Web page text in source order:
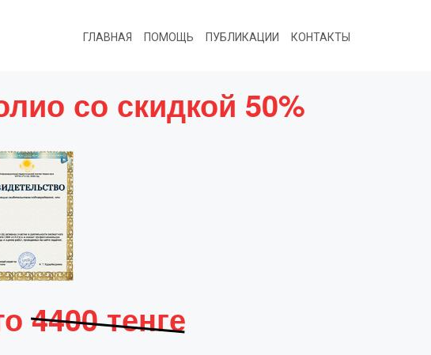
ГЛАВНАЯ ПОМОЩЬ ПУБЛИКАЦИИ КОНТАКТЫ
со скидкой 50%
4400 тенге